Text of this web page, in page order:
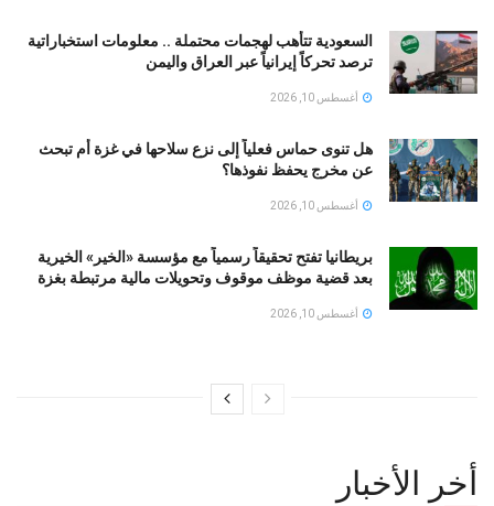
السعودية تتأهب لهجمات محتملة .. معلومات استخباراتية
ترصد تحركاً إيرانياً عبر العراق واليمن
أغسطس 10, 2026
هل تنوى حماس فعلياً إلى نزع سلاحها في غزة أم تبحث
عن مخرج يحفظ نفوذها؟
أغسطس 10, 2026
بريطانيا تفتح تحقيقاً رسمياً مع مؤسسة «الخير» الخيرية
بعد قضية موظف موقوف وتحويلات مالية مرتبطة بغزة
أغسطس 10, 2026
أخر الأخبار